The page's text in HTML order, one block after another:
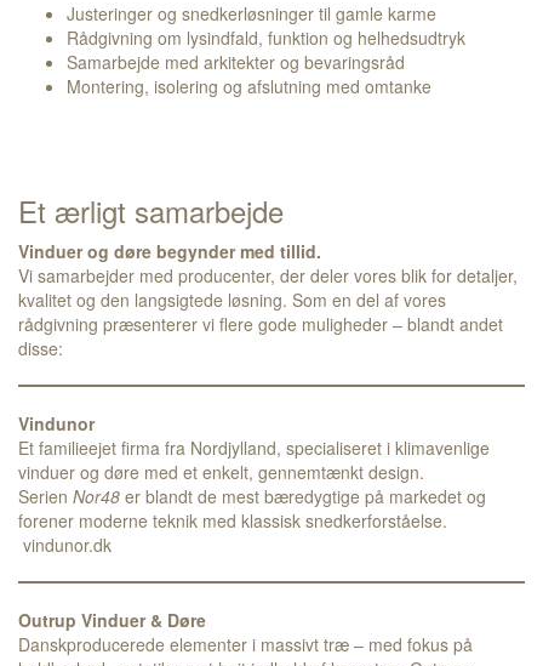
Justeringer og snedkerløsninger til gamle karme
Rådgivning om lysindfald, funktion og helhedsudtryk
Samarbejde med arkitekter og bevaringsråd
Montering, isolering og afslutning med omtanke
Et ærligt samarbejde
Vinduer og døre begynder med tillid.
Vi samarbejder med producenter, der deler vores blik for detaljer,
kvalitet og den langsigtede løsning. Som en del af vores
rådgivning præsenterer vi flere gode muligheder – blandt andet
disse:
Vindunor
Et familieejet firma fra Nordjylland, specialiseret i klimavenlige
vinduer og døre med et enkelt, gennemtænkt design.
Serien Nor48 er blandt de mest bæredygtige på markedet og
forener moderne teknik med klassisk snedkerforståelse.
vindunor.dk
Outrup Vinduer & Døre
Danskproducerede elementer i massivt træ – med fokus på